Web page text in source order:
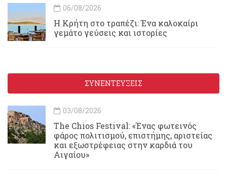
06/08/2026
Η Κρήτη στο τραπέζι: Ένα καλοκαίρι
γεμάτο γεύσεις και ιστορίες
ΣΥΝΕΝΤΕΥΞΕΙΣ
03/08/2026
Τhe Chios Festival: «Ένας φωτεινός
φάρος πολιτισμού, επιστήμης, αριστείας
και εξωστρέφειας στην καρδιά του
Αιγαίου»